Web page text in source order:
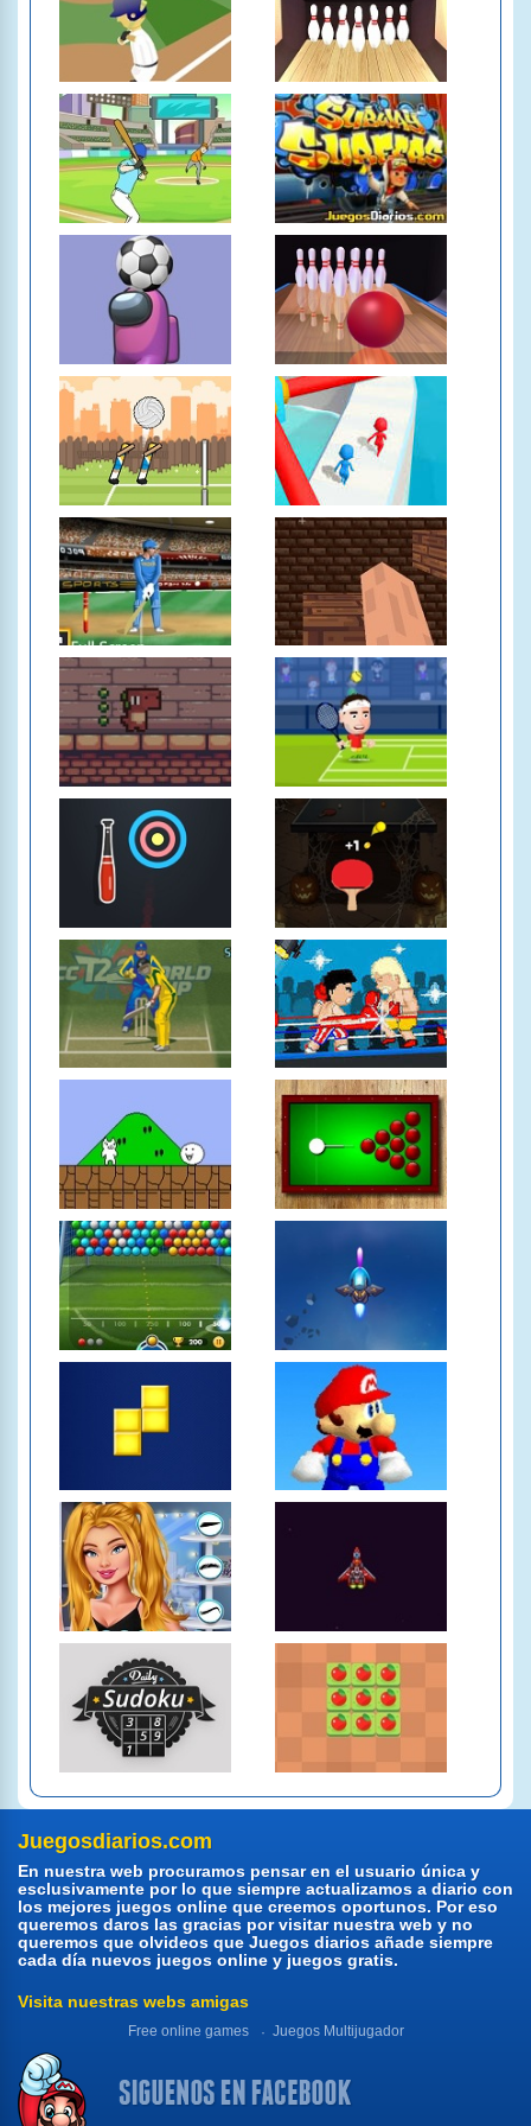
Juegosdiarios.com
En nuestra web procuramos pensar en el usuario única y
esclusivamente por lo que siempre actualizamos a diario con
los mejores juegos online que creemos oportunos. Por eso
queremos daros las gracias por visitar nuestra web y no
queremos que olvideos que Juegos diarios añade siempre
cada día nuevos juegos online y juegos gratis.
Visita nuestras webs amigas
Free online games Juegos Multijugador